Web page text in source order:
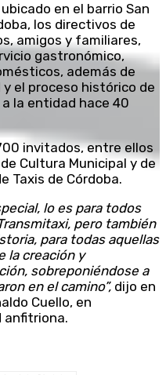
en el barrio San
los directivos de
amigos y familiares,
gastronómico,
además de
el proceso histórico de
la entidad hace 40
invitados, entre ellos
Cultura Municipal y de
Taxis de Córdoba.
lo es para todos
pero también
para todas aquellas
la creación y
sobreponiéndose a
en el camino”, dijo en
Cuello, en
anfitriona.